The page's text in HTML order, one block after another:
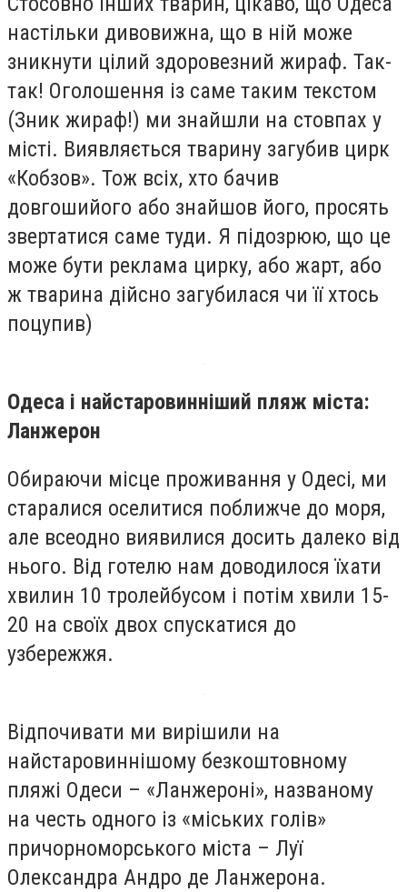
настільки дивовижна, що в ній може
зникнути цілий здоровезний жираф. Так-
так! Оголошення із саме таким текстом
(Зник жираф!) ми знайшли на стовпах у
місті. Виявляється тварину загубив цирк
«Кобзов». Тож всіх, хто бачив
довгошийого або знайшов його, просять
звертатися саме туди. Я підозрюю, що це
може бути реклама цирку, або жарт, або
ж тварина дійсно загубилася чи її хтось
поцупив)
Одеса і найстаровинніший пляж міста:
Ланжерон
Обираючи місце проживання у Одесі, ми
старалися оселитися поближче до моря,
але всеодно виявилися досить далеко від
нього. Від готелю нам доводилося їхати
хвилин 10 тролейбусом і потім хвили 15-
20 на своїх двох спускатися до
узбережжя.
Відпочивати ми вирішили на
найстаровиннішому безкоштовному
пляжі Одеси – «Ланжероні», названому
на честь одного із «міських голів»
причорноморського міста – Луї
Олександра Андро де Ланжерона.